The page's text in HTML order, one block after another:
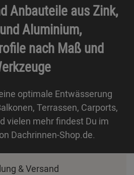
Anbauteile aus Zink,
Aluminium,
nach Maß und
optimale Entwässerung
Terrassen, Carports,
vielen mehr findest Du im
Dachrinnen-Shop.de.
& Versand